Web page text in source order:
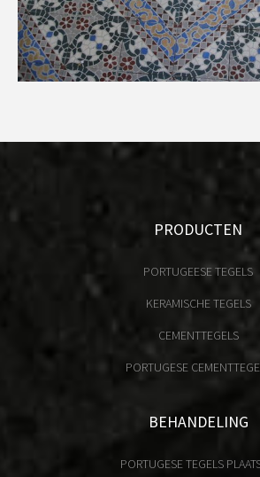
PRODUCTEN
PORTUGEESE TEGELS
KERAMISCHE TEGELS
CEMENTTEGELS
PORTUGESE
BEHANDELING
PORTUGESE TEGELS